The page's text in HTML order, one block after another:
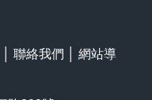
聯絡我們
網站導